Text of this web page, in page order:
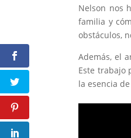
Nelson nos
familia y
obstáculos,
Además, el
Este trabajo
la esencia